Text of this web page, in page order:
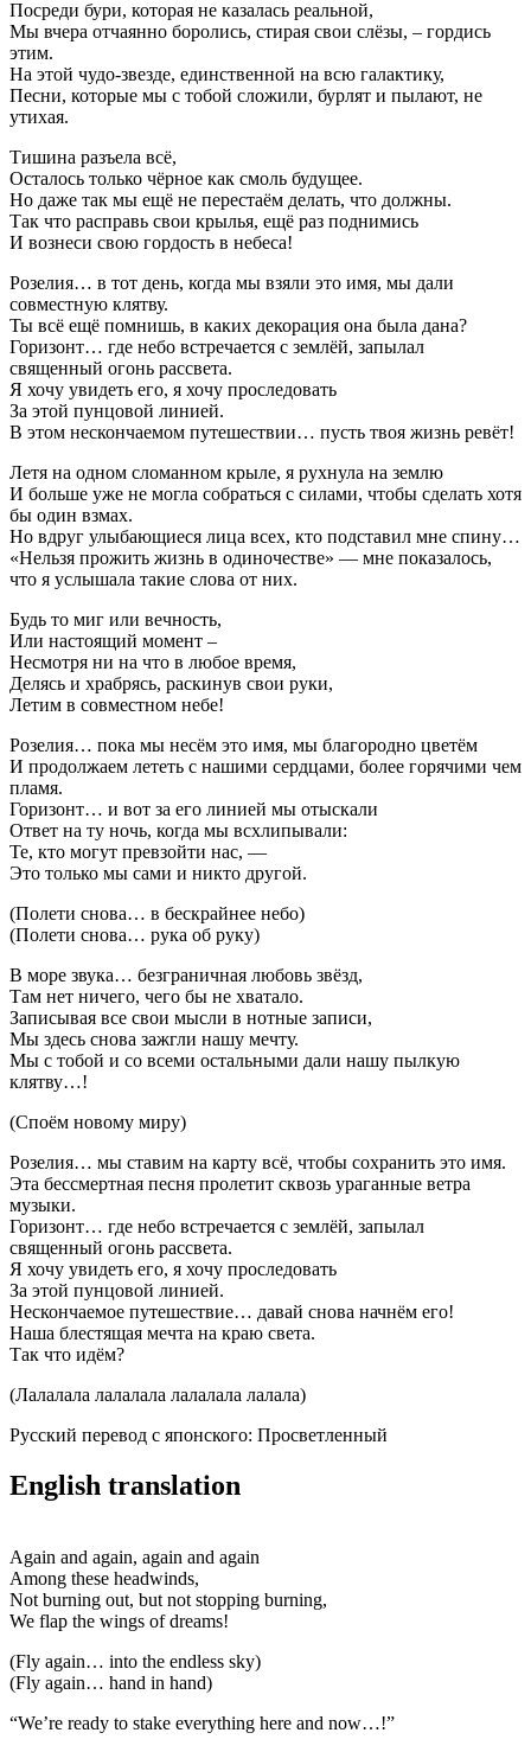
Посреди бури, которая не казалась реальной,
Мы вчера отчаянно боролись, стирая свои слёзы, – гордись
этим.
На этой чудо-звезде, единственной на всю галактику,
Песни, которые мы с тобой сложили, бурлят и пылают, не
утихая.
Тишина разъела всё,
Осталось только чёрное как смоль будущее.
Но даже так мы ещё не перестаём делать, что должны.
Так что расправь свои крылья, ещё раз поднимись
И вознеси свою гордость в небеса!
Розелия… в тот день, когда мы взяли это имя, мы дали
совместную клятву.
Ты всё ещё помнишь, в каких декорация она была дана?
Горизонт… где небо встречается с землёй, запылал
священный огонь рассвета.
Я хочу увидеть его, я хочу проследовать
За этой пунцовой линией.
В этом нескончаемом путешествии… пусть твоя жизнь ревёт!
Летя на одном сломанном крыле, я рухнула на землю
И больше уже не могла собраться с силами, чтобы сделать хотя
бы один взмах.
Но вдруг улыбающиеся лица всех, кто подставил мне спину…
«Нельзя прожить жизнь в одиночестве» — мне показалось,
что я услышала такие слова от них.
Будь то миг или вечность,
Или настоящий момент –
Несмотря ни на что в любое время,
Делясь и храбрясь, раскинув свои руки,
Летим в совместном небе!
Розелия… пока мы несём это имя, мы благородно цветём
И продолжаем лететь с нашими сердцами, более горячими чем
пламя.
Горизонт… и вот за его линией мы отыскали
Ответ на ту ночь, когда мы всхлипывали:
Те, кто могут превзойти нас, —
Это только мы сами и никто другой.
(Полети снова… в бескрайнее небо)
(Полети снова… рука об руку)
В море звука… безграничная любовь звёзд,
Там нет ничего, чего бы не хватало.
Записывая все свои мысли в нотные записи,
Мы здесь снова зажгли нашу мечту.
Мы с тобой и со всеми остальными дали нашу пылкую
клятву…!
(Споём новому миру)
Розелия… мы ставим на карту всё, чтобы сохранить это имя.
Эта бессмертная песня пролетит сквозь ураганные ветра
музыки.
Горизонт… где небо встречается с землёй, запылал
священный огонь рассвета.
Я хочу увидеть его, я хочу проследовать
За этой пунцовой линией.
Нескончаемое путешествие… давай снова начнём его!
Наша блестящая мечта на краю света.
Так что идём?
(Лалалала лалалала лалалала лалала)
Русский перевод с японского: Просветленный
English translation
Again and again, again and again
Among these headwinds,
Not burning out, but not stopping burning,
We flap the wings of dreams!
(Fly again… into the endless sky)
(Fly again… hand in hand)
“We’re ready to stake everything here and now…!”